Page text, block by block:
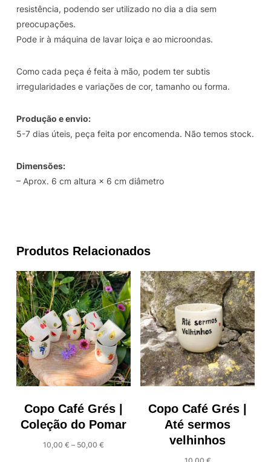
resistência, podendo ser utilizado no dia a dia sem
preocupações.
Pode ir à máquina de lavar loiça e ao microondas.
Como cada peça é feita à mão, podem ter subtis
irregularidades e variações de cor, tamanho ou forma.
Produção e envio:
5-7 dias úteis, peça feita por encomenda. Não temos stock.
Dimensões:
– Aprox. 6 cm altura × 6 cm diâmetro
Produtos Relacionados
Copo Café Grés |
Coleção do Pomar
10,00 € – 50,00 €Price
Copo Café Grés |
Até sermos
velhinhos